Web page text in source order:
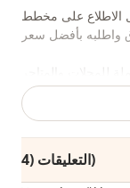
الاطلاع على مخطط
، يكفي أن تصبح عضوًا
التعليقات (4)